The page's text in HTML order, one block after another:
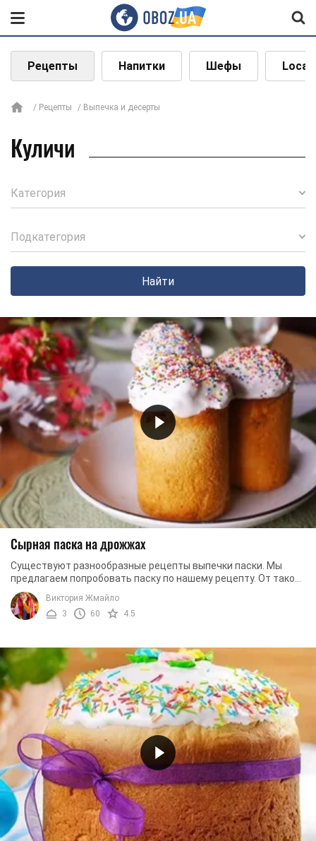
Рецепты Напитки Шефы Local
Рецепты Выпечка и десерты
Куличи
Категория
Подкатегория
Найти
Сырная паска на дрожжах
Существуют разнообразные рецепты выпечки паски. Мы
предлагаем попробовать паску по нашему рецепту. От такой
выпечки невозможно отказаться и ваши ...
Виктория Жмайло
3
60 4.5